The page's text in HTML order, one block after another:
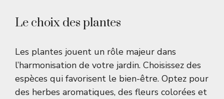
Le choix des plantes
Les plantes jouent un rôle majeur dans
l’harmonisation de votre jardin. Choisissez des
espèces qui favorisent le bien-être. Optez pour
des herbes aromatiques, des fleurs colorées et